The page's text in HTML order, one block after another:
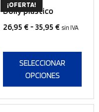
¡OFERTA!
Dolly plástico
26,95 € - 35,95 € Rango
precios:
desde
hasta
35,95 €
sin IVA
SELECCIONAR
OPCIONES
producto
múltiples
opciones
elegir